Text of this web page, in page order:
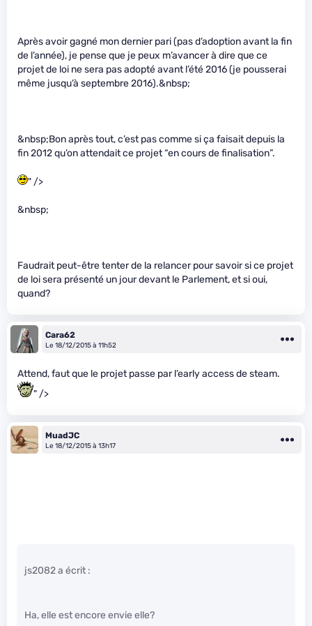
Après avoir gagné mon dernier pari (pas d’adoption avant la fin
de l’année), je pense que je peux m’avancer à dire que ce
projet de loi ne sera pas adopté avant l’été 2016 (je pousserai
même jusqu’à septembre 2016).&nbsp;
&nbsp;Bon après tout, c’est pas comme si ça faisait depuis la
fin 2012 qu’on attendait ce projet “en cours de finalisation”.
" />
&nbsp;
Faudrait peut-être tenter de la relancer pour savoir si ce projet
de loi sera présenté un jour devant le Parlement, et si oui,
quand?
Cara62
Le 18/12/2015 à 11h52
Attend, faut que le projet passe par l’early access de steam.
" />
MuadJC
Le 18/12/2015 à 13h17
js2082 a écrit :
Ha, elle est encore envie elle?